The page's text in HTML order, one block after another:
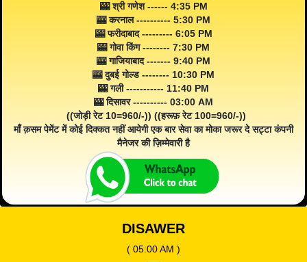
🎰 श्री गणेश ------ 4:35 PM
🎰 करनाल ---------- 5:30 PM
🎰 फरीदाबाद --------- 6:05 PM
🎰 गोवा किंग -------- 7:30 PM
🎰 गाजियाबाद ------- 9:40 PM
🎰 दुबई गोल्ड -------- 10:30 PM
🎰 गली ----------- 11:40 PM
🎰 दिसावर ---------- 03:00 AM
((जोड़ी रेट 10=960/-)) ((हरूफ़ रेट 100=960/-))
माँ क़सम पेमेंट में कोई दिक्कत नहीं आयेगी एक बार सेवा का मोका जरूर दे सट्टा कंपनी
मैनेजर की ज़िम्मेवारी है
DISAWER
( 05:00 AM )